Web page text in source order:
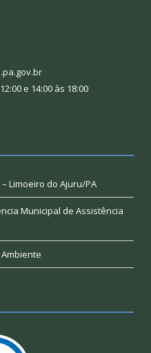
e 14:00 às 18:00
– Limoeiro do Ajuru/PA
Municipal de Assistência